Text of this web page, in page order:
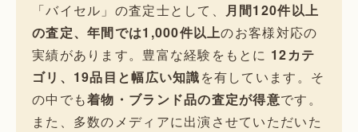
「バイセル」の査定士として、 月間120件以上
の査定、年間では1,000件以上のお客様対応の
実績があります。豊富な経験をもとに 12カテ
ゴリ、19品目と幅広い知識を有しています。そ
の中でも着物・ブランド品の査定が得意です。
また、多数のメディアに出演させていただいた